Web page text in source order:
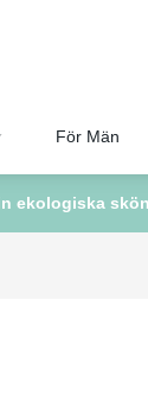
För Män
ekologiska